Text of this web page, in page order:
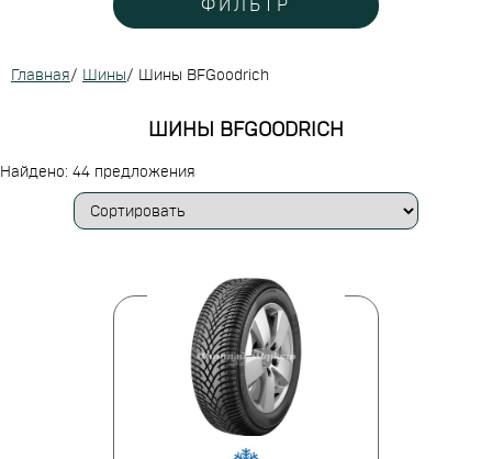
ФИЛЬТР
Главная/ Шины/ Шины BFGoodrich
ШИНЫ BFGOODRICH
Найдено: 44 предложения